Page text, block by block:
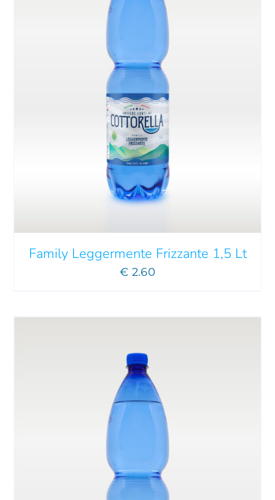
Family Leggermente Frizzante 1,5 Lt
€ 2.60
AGGIUNGI AL CARRELLO /